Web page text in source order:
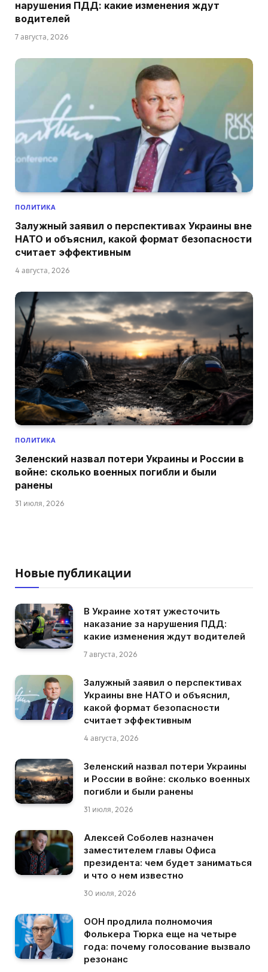
нарушения ПДД: какие изменения ждут
водителей
7 августа, 2026
ПОЛИТИКА
Залужный заявил о перспективах Украины вне
НАТО и объяснил, какой формат безопасности
считает эффективным
4 августа, 2026
ПОЛИТИКА
Зеленский назвал потери Украины и России в
войне: сколько военных погибли и были
ранены
31 июля, 2026
Новые публикации
В Украине хотят ужесточить
наказание за нарушения ПДД:
какие изменения ждут водителей
7 августа, 2026
Залужный заявил о перспективах
Украины вне НАТО и объяснил,
какой формат безопасности
считает эффективным
4 августа, 2026
Зеленский назвал потери Украины
и России в войне: сколько военных
погибли и были ранены
31 июля, 2026
Алексей Соболев назначен
заместителем главы Офиса
президента: чем будет заниматься
и что о нем известно
30 июля, 2026
ООН продлила полномочия
Фолькера Тюрка еще на четыре
года: почему голосование вызвало
резонанс